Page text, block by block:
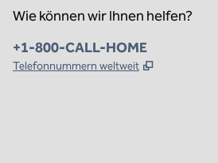
Wie können wir Ihnen helfen?
Telefon:
+1-800-CALL-HOME
Telefonnummern weltweit ,